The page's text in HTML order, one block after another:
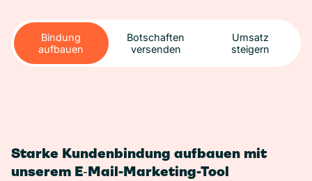
Bindung
aufbauen
Botschaften
versenden
Umsatz
steigern
Starke Kundenbindung aufbauen mit
unserem E‑Mail-Marketing-Tool